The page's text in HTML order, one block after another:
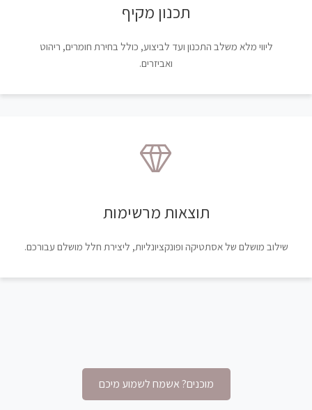
תכנון מקיף
ליווי מלא משלב התכנון ועד לביצוע, כולל בחירת חומרים, ריהוט
ואביזרים.
תוצאות מרשימות
שילוב מושלם של אסתטיקה ופונקציונליות, ליצירת חלל מושלם עבורכם.
מוכנים? אשמח לשמוע מיכם